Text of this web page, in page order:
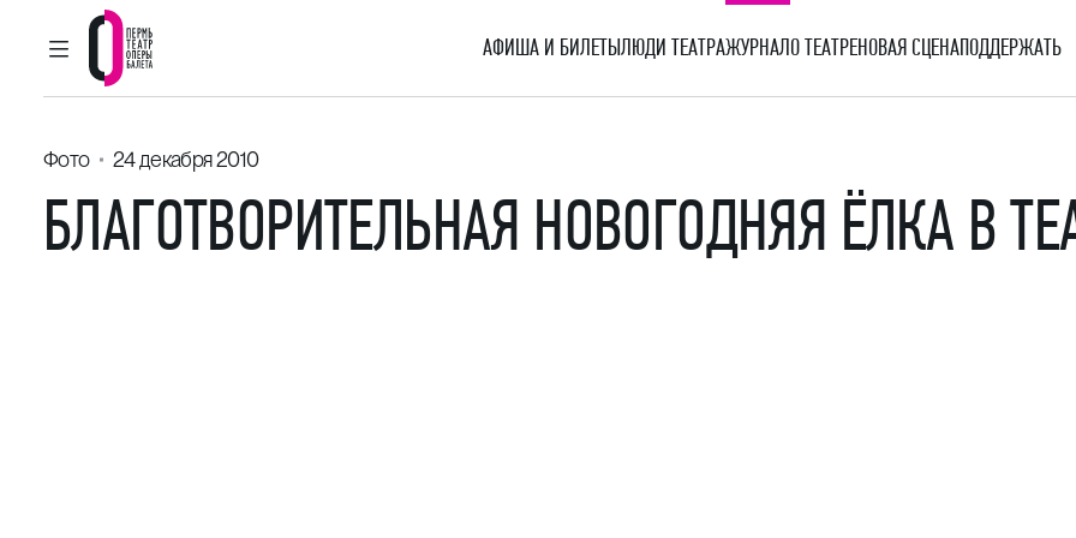
ГЛАВНОЕ МЕНЮ
Пермский театр оперы и балета
АФИША И БИЛЕТЫЛЮДИ ТЕАТРАЖУРНАЛО ТЕАТРЕНОВАЯ СЦЕНАПОДДЕРЖАТЬ
Фото 24 декабря 2010
БЛАГОТВОРИТЕЛЬНАЯ НОВОГОДНЯЯ ЁЛКА В